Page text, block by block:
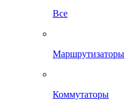
Все
Маршрутизаторы
Коммутаторы